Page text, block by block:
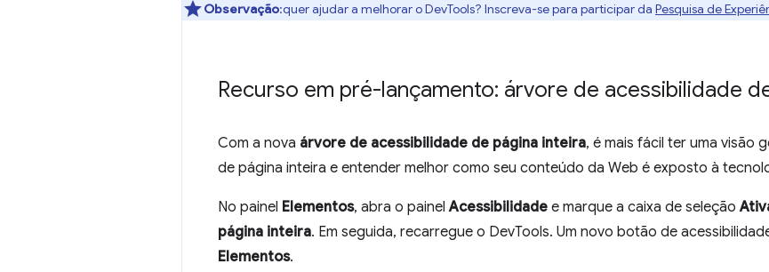
Observação:quer ajudar a melhorar o DevTools? Inscreva-se para participar da Pesquisa de
Recurso em pré-lançamento: árvore de acessibilidade
Com a nova árvore de acessibilidade de página inteira, é mais fácil ter uma visão
de página inteira e entender melhor como seu conteúdo da Web é exposto à
No painel Elementos, abra o painelAcessibilidade e marque a caixa de seleção
página inteira. Em seguida, recarregue o DevTools. Um novo botão de
Elementos.